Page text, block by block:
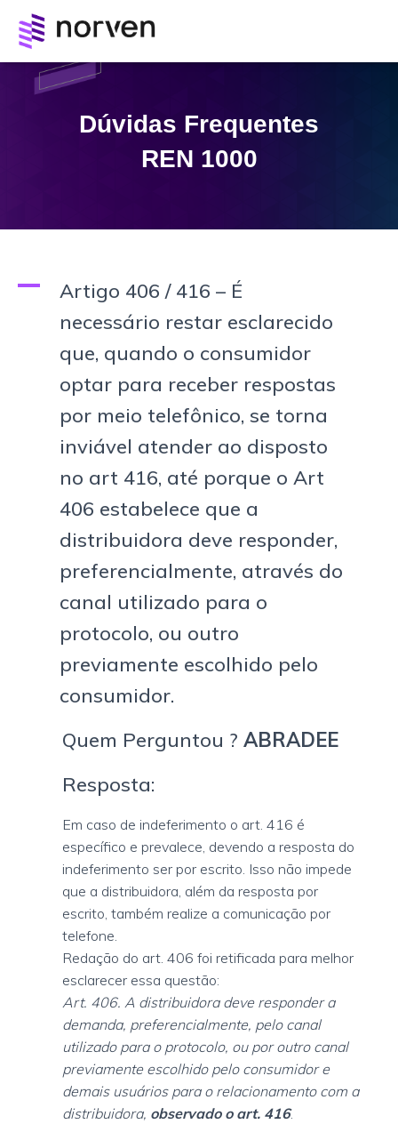
Dúvidas Frequentes
REN 1000
A
Artigo 406 / 416 – É
necessário restar esclarecido
que, quando o consumidor
optar para receber respostas
por meio telefônico, se torna
inviável atender ao disposto
no art 416, até porque o Art
406 estabelece que a
distribuidora deve responder,
preferencialmente, através do
canal utilizado para o
protocolo, ou outro
previamente escolhido pelo
consumidor.
Quem Perguntou ? ABRADEE
Resposta:
Em caso de indeferimento o art. 416 é
específico e prevalece, devendo a resposta do
indeferimento ser por escrito. Isso não impede
que a distribuidora, além da resposta por
escrito, também realize a comunicação por
telefone.
Redação do art. 406 foi retificada para melhor
esclarecer essa questão:
Art. 406. A distribuidora deve responder a
demanda, preferencialmente, pelo canal
utilizado para o protocolo, ou por outro canal
previamente escolhido pelo consumidor e
demais usuários para o relacionamento com a
distribuidora, observado o art. 416.